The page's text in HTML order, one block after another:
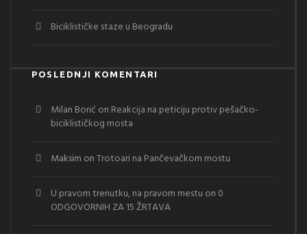
Biciklističke staze u Beogradu
POSLEDNJI KOMENTARI
Milan Borić on Reakcija na peticiju protiv pešačko-
biciklističkog mosta
Maksim onTrotoari na Pančevačkom mostu
U pravom trenutku, na pravom mestu on 0
ODGOVORNIH ZA 15 ŽRTAVA